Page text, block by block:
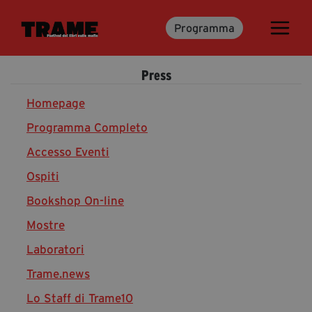
Programma
Trame.15
Libri
Media & Press
News & Kit
Accrediti Stampa
Cartella Stampa
Rassegna Stampa
Partecipa
Press
Homepage
Programma Completo
Accesso Eventi
Ospiti
Bookshop On-line
Mostre
Laboratori
Trame.news
Lo Staff di Trame10